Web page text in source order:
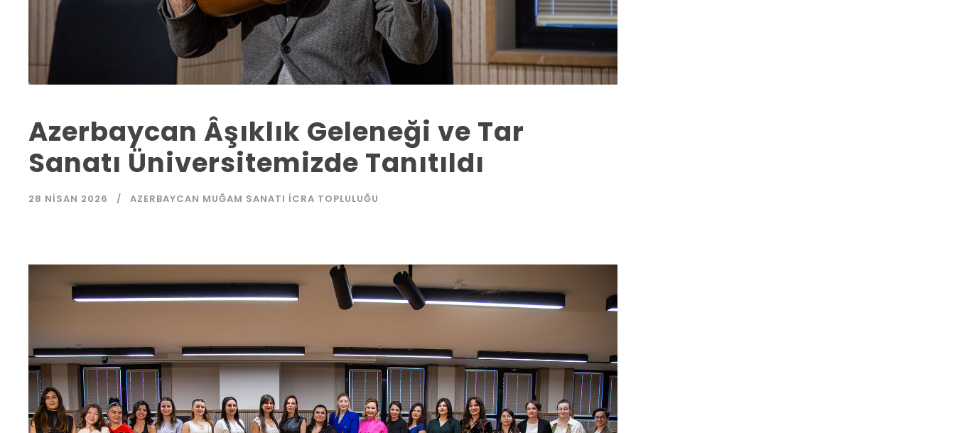
Azerbaycan Âşıklık Geleneği ve Tar
Sanatı Üniversitemizde Tanıtıldı
28 NISAN 2026 AZERBAYCAN MUĞAM SANATI İCRA TOPLULUĞU